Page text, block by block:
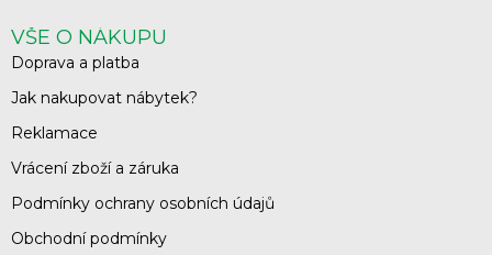
VŠE O NÁKUPU
Doprava a platba
Jak nakupovat nábytek?
Reklamace
Vrácení zboží a záruka
Podmínky ochrany osobních údajů
Obchodní podmínky